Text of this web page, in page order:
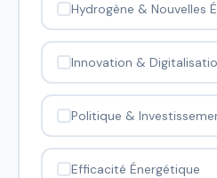
Hydrogène & Nouvelles
Innovation &
Politique &
Efficacité Énergétique